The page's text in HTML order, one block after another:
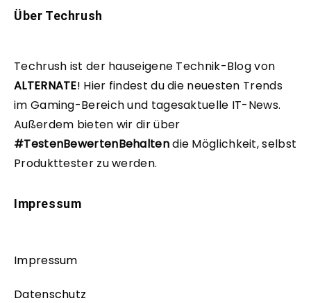
Über Techrush
Techrush ist der hauseigene Technik-Blog von
ALTERNATE! Hier findest du die neuesten Trends
im Gaming-Bereich und tagesaktuelle IT-News.
Außerdem bieten wir dir über
#TestenBewertenBehaltendie Möglichkeit, selbst
Produkttester zu werden.
Impressum
Impressum
Datenschutz